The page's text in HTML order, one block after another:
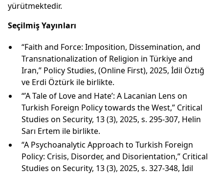
yürütmektedir.
Seçilmiş Yayınları
“Faith and Force: Imposition, Dissemination, and
Transnationalization of Religion in Türkiye and
Iran,” Policy Studies, (Online First), 2025, İdil Öztığ
ve Erdi Öztürk ile birlikte.
“’A Tale of Love and Hate’: A Lacanian Lens on
Turkish Foreign Policy towards the West,” Critical
Studies on Security, 13 (3), 2025, s. 295-307, Helin
Sarı Ertem ile birlikte.
“A Psychoanalytic Approach to Turkish Foreign
Policy: Crisis, Disorder, and Disorientation,” Critical
Studies on Security, 13 (3), 2025, s. 327-348, İdil